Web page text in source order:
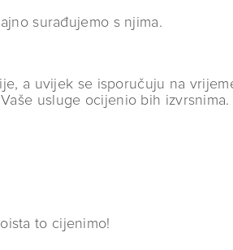
surađujemo s njima.
a uvijek se isporučuju na
usluge ocijenio bih izvrsnima.
to cijenimo!